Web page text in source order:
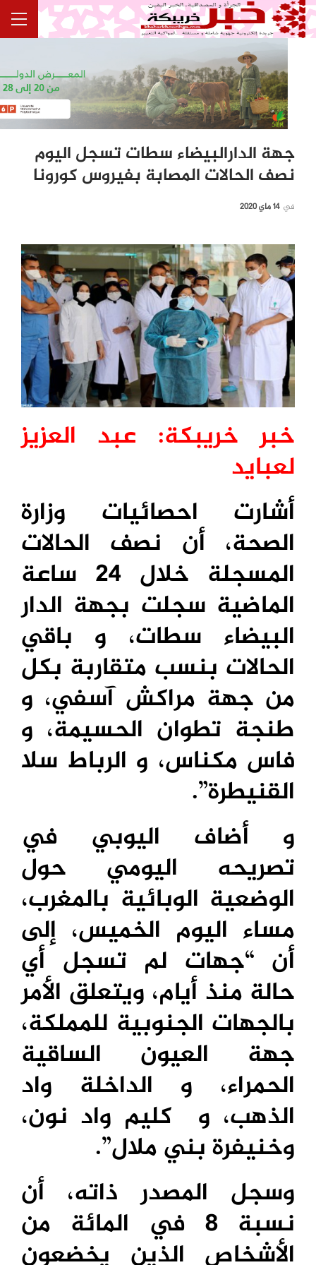
جهة الدارالبيضاء سطات تسجل اليوم
نصف الحالات المصابة بفيروس كورونا
في 14 ماي 2020
خبر خريبكة: عبد العزيز
لعبايد
أشارت احصائيات وزارة
الصحة، أن نصف الحالات
المسجلة خلال 24 ساعة
الماضية سجلت بجهة الدار
البيضاء سطات، و باقي
الحالات بنسب متقاربة بكل
من جهة مراكش آسفي، و
طنجة تطوان الحسيمة، و
فاس مكناس، و الرباط سلا
القنيطرة”.
و أضاف اليوبي في
تصريحه اليومي حول
الوضعية الوبائية بالمغرب،
مساء اليوم الخميس، إلى
أن “جهات لم تسجل أي
حالة منذ أيام، ويتعلق الأمر
بالجهات الجنوبية للمملكة،
جهة العيون الساقية
الحمراء، و الداخلة واد
الذهب، و كليم واد نون،
وخنيفرة بني ملال”.
وسجل المصدر ذاته، أن
نسبة 8 في المائة من
الأشخاص الذين يخضعون